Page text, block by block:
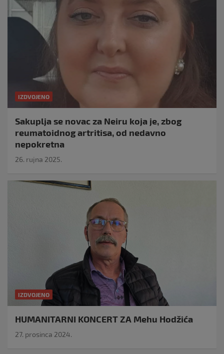
IZDVOJENO
Sakuplja se novac za Neiru koja je, zbog
reumatoidnog artritisa, od nedavno
nepokretna
26. rujna 2025.
IZDVOJENO
HUMANITARNI KONCERT ZA Mehu Hodžića
27. prosinca 2024.